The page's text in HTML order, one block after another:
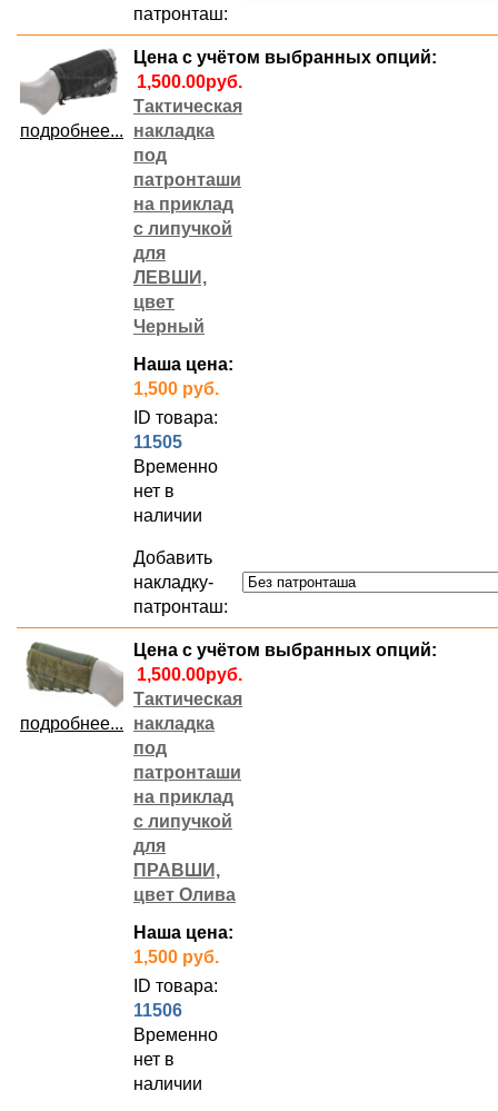
патронташ:
подробнее...
Цена с учётом выбранных опций:
Тактическая
накладка
под
патронташи
на приклад
с липучкой
для
ЛЕВШИ,
цвет
Черный
Наша цена:
1,500 руб.
ID товара:
11505
Временно
нет в
наличии
Добавить
накладку-
патронташ:
подробнее...
Цена с учётом выбранных опций:
Тактическая
накладка
под
патронташи
на приклад
с липучкой
для
ПРАВШИ,
цвет Олива
Наша цена:
1,500 руб.
ID товара:
11506
Временно
нет в
наличии